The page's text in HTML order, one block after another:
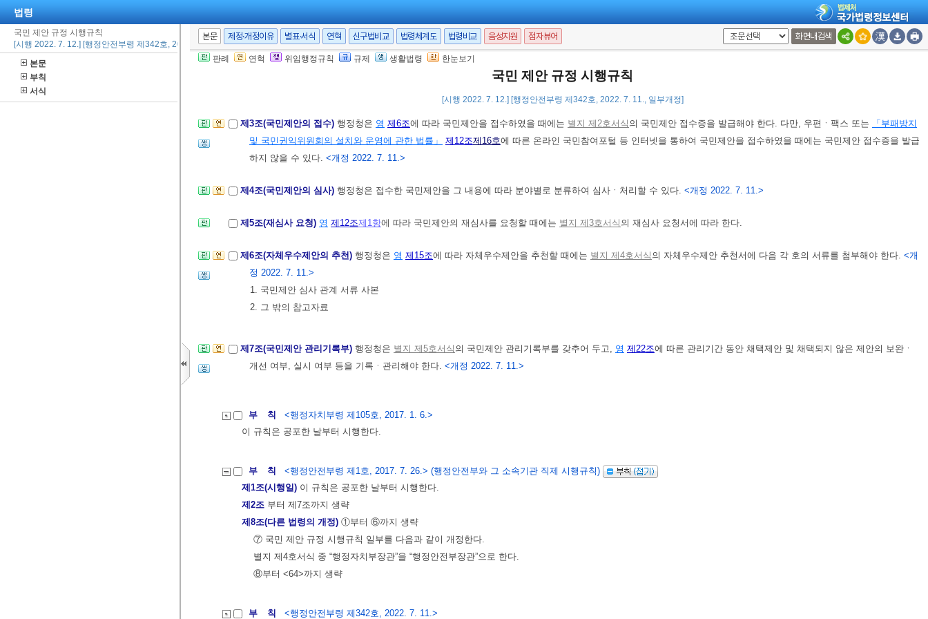
법령
국민 제안 규정 시행규칙
[시행 2022. 7. 12.] [행정안전부령 제342호, 2022. 7. 11., 일부개정]
본문
부칙
서식
본문 제정·개정이유 별표·서식 연혁 신구법비교 법령체계도 법령비교 음성지원 점자뷰어 화면내검색
판례 연혁 위임행정규칙 규제 생활법령 한눈보기
국민 제안 규정 시행규칙
[시행 2022. 7. 12.] [행정안전부령 제342호, 2022. 7. 11., 일부개정]
제2조(국민제안의 제출)① 국민이「국민 제안 규정」(이하 “영”이라 한다)제5조에 따라
에 따른 행정청(이하 “행정청”이라 한다)에 국민제안을
제출할 때에는별지 제1호서식의 국민제안서에 따라 한다.<개정 2022. 7. 11.>
② 국민제안의 내용이 발명이나 고안(考案)일 경우에는 설계도ㆍ도안ㆍ사진 등 국민제안의 내용을 실제로 증명할 수 있는 자료를 첨부하여야 하며, 실물로 제작된 발명이
제3조(국민제안의 접수) 행정청은 영 제6조에 따라 국민제안을 접수하였을 때에는 별지 제2호서식 의 국민제안 접수증을 발급해야 한다. 다만, 우편ㆍ팩스 또는
「부패방지
및 국민권익위원회의 설치와 운영에 관한 법률」
제12조제16호에 따른 온라인 국민참여포털 등 인터넷을 통하여 국민제안을 접수하였을 때에는 국민제안 접수증을 발급
하지 않을 수 있다. <개정 2022. 7. 11.>
제4조(국민제안의 심사) 행정청은 접수한 국민제안을 그 내용에 따라 분야별로 분류하여 심사ㆍ처리할 수 있다. <개정 2022. 7. 11.>
제5조(재심사 요청) 영 제12조제1항에 따라 국민제안의 재심사를 요청할 때에는 별지 제3호서식 의 재심사 요청서에 따라 한다.
제6조(자체우수제안의 추천) 행정청은 영 제15조에 따라 자체우수제안을 추천할 때에는 별지 제4호서식 의 자체우수제안 추천서에 다음 각 호의 서류를 첨부해야 한다. <개
정 2022. 7. 11.>
1. 국민제안 심사 관계 서류 사본
2. 그 밖의 참고자료
제7조(국민제안 관리기록부) 행정청은 별지 제5호서식 의 국민제안 관리기록부를 갖추어 두고, 영 제22조에 따른 관리기간 동안 채택제안 및 채택되지 않은 제안의 보완ㆍ
개선 여부, 실시 여부 등을 기록ㆍ관리해야 한다. <개정 2022. 7. 11.>
부 칙
<행정자치부령 제105호, 2017. 1. 6.>
이 규칙은 공포한 날부터 시행한다.
부 칙 <행정안전부령 제1호, 2017. 7. 26.> (행정안전부와 그 소속기관 직제 시행규칙)
제1조(시행일) 이 규칙은 공포한 날부터 시행한다.
제2조 부터 제7조까지 생략
제8조(다른 법령의 개정) ①부터 ⑥까지 생략
⑦ 국민 제안 규정 시행규칙 일부를 다음과 같이 개정한다.
별지 제4호서식 중 “행정자치부장관”을 “행정안전부장관”으로 한다.
⑧부터 <64>까지 생략
부 칙 <행정안전부령 제342호, 2022. 7. 11.>